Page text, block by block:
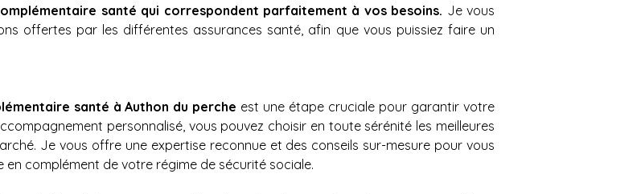
santé qui correspondent parfaitement à vos besoins. Je vous
offertes par les différentes assurances santé, afin que vous puissiez faire un
santé à Authon du perche est une étape cruciale pour garantir votre
personnalisé, vous pouvez choisir en toute sérénité les meilleures
Je vous offre une expertise reconnue et des conseils sur-mesure pour vous
complément de votre régime de sécurité sociale.